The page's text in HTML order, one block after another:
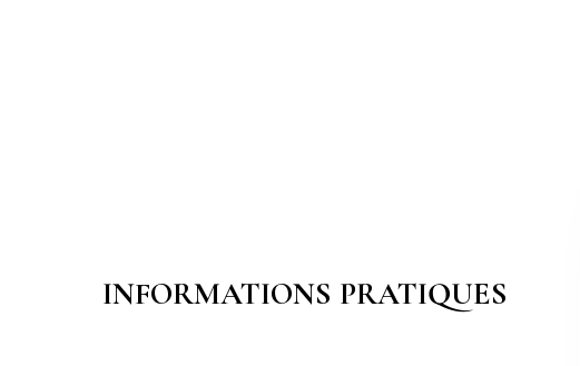
INFORMATIONS PRATIQUES